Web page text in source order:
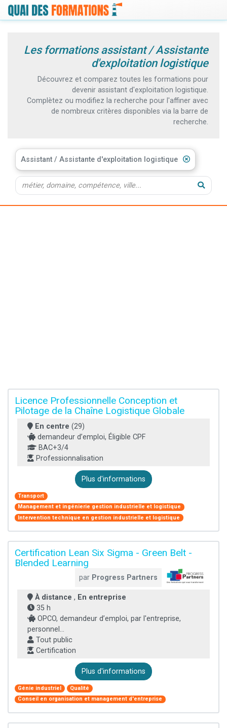
Les formations assistant / Assistante
d'exploitation logistique
Découvrez et comparez toutes les formations pour
devenir assistant d'exploitation logistique.
Complètez ou modifiez la recherche pour l'affiner avec
de nombreux critères disponibles via la barre de
recherche.
Assistant / Assistante d'exploitation logistique
Licence Professionnelle Conception et
Pilotage de la Chaîne Logistique Globale
En centre (29)
demandeur d’emploi, Éligible CPF
BAC+3/4
Professionnalisation
Plus d'informations
Transport
Management et ingénierie gestion industrielle et logistique
Intervention technique en gestion industrielle et logistique
Certification Lean Six Sigma - Green Belt -
Blended Learning
par Progress Partners
À distance , En entreprise
35 h
OPCO, demandeur d’emploi, par l'entreprise,
personnel...
Tout public
Certification
Plus d'informations
Génie industriel
Qualité
Conseil en organisation et management d'entreprise